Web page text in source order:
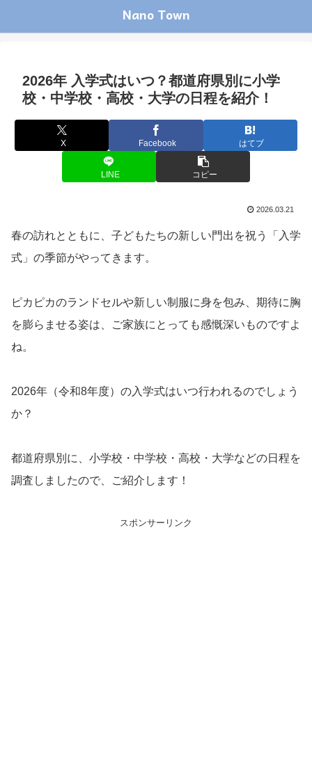
Nano Town
2026年 入学式はいつ？都道府県別に小学
校・中学校・高校・大学の日程を紹介！
X Facebook はてブ
LINE コピー
2026.03.21
春の訪れとともに、子どもたちの新しい門出を祝う「入学
式」の季節がやってきます。
ピカピカのランドセルや新しい制服に身を包み、期待に胸
を膨らませる姿は、ご家族にとっても感慨深いものですよ
ね。
2026年（令和8年度）の入学式はいつ行われるのでしょう
か？
都道府県別に、小学校・中学校・高校・大学などの日程を
調査しましたので、ご紹介します！
スポンサーリンク